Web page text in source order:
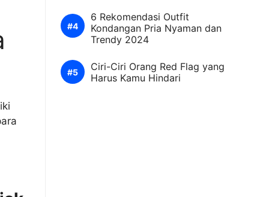
6 Rekomendasi Outfit
Kondangan Pria Nyaman dan
Trendy 2024
Ciri-Ciri Orang Red Flag yang
Harus Kamu Hindari